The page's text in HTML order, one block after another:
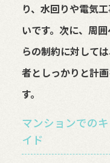
り、水回りや電気
いです。次に、周
らの制約に対して
者としっかりと計
す。
マンションでの
イド